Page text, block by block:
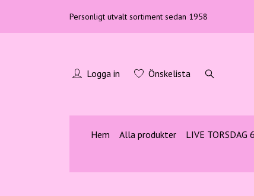
Personligt utvalt sortiment sedan 1958
Logga in Önskelista
Hem Alla produkter LIVE TORSDAG